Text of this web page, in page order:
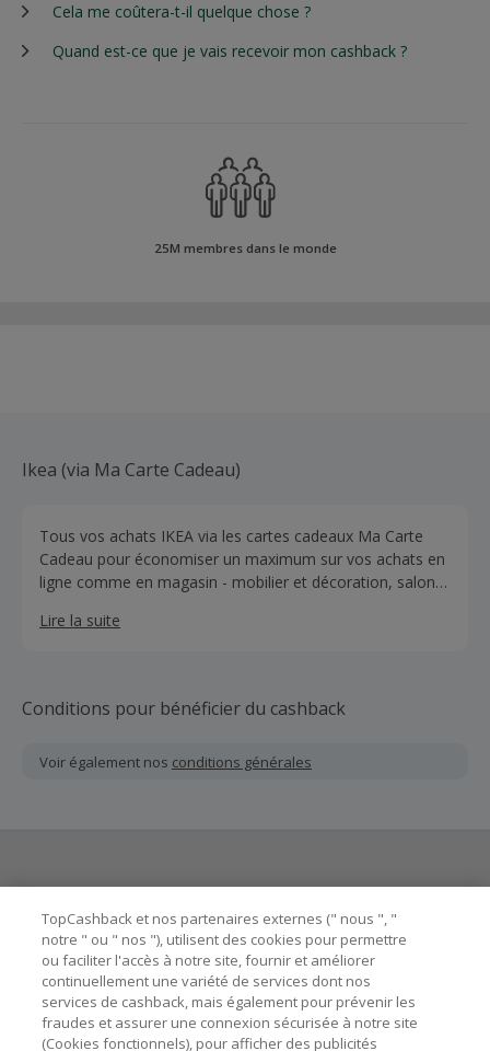
Cela me coûtera-t-il quelque chose ?
Quand est-ce que je vais recevoir mon cashback ?
25M membres dans le monde
Ikea (via Ma Carte Cadeau)
Tous vos achats IKEA via les cartes cadeaux Ma Carte
Cadeau pour économiser un maximum sur vos achats en
ligne comme en magasin - mobilier et décoration, salons
maison, l’électroménager ou encore les éclairages. Non
dans les magasins IKEA en France métropolitaine et sur le
site ikea.com/fr.
Lire la suite
Conditions pour bénéficier du cashback
Voir également nos conditions générales
Astuces pour économiser
A propos de
TopCashback et nos partenaires externes (" nous ", "
notre " ou " nos "), utilisent des cookies pour permettre
ou faciliter l'accès à notre site, fournir et améliorer
continuellement une variété de services dont nos
services de cashback, mais également pour prévenir les
fraudes et assurer une connexion sécurisée à notre site
(Cookies fonctionnels), pour afficher des publicités